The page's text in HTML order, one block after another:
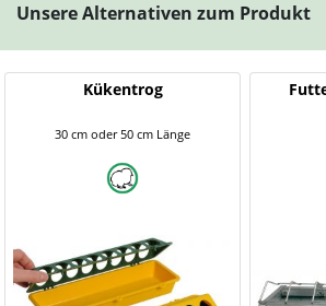
Unsere Alternativen zum Produkt
Kükentrog
30 cm oder 50 cm Länge